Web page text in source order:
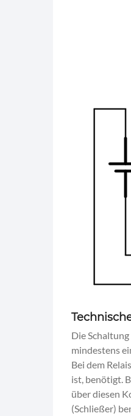
Die
mindestens
Bei dem
ist, benötigt.
über diesen
(Schließer)